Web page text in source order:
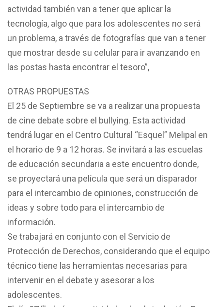
actividad también van a tener que aplicar la
tecnología, algo que para los adolescentes no será
un problema, a través de fotografías que van a tener
que mostrar desde su celular para ir avanzando en
las postas hasta encontrar el tesoro”,
OTRAS PROPUESTAS
El 25 de Septiembre se va a realizar una propuesta
de cine debate sobre el bullying. Esta actividad
tendrá lugar en el Centro Cultural “Esquel” Melipal en
el horario de 9 a 12 horas. Se invitará a las escuelas
de educación secundaria a este encuentro donde,
se proyectará una película que será un disparador
para el intercambio de opiniones, construcción de
ideas y sobre todo para el intercambio de
información.
Se trabajará en conjunto con el Servicio de
Protección de Derechos, considerando que el equipo
técnico tiene las herramientas necesarias para
intervenir en el debate y asesorar a los
adolescentes.